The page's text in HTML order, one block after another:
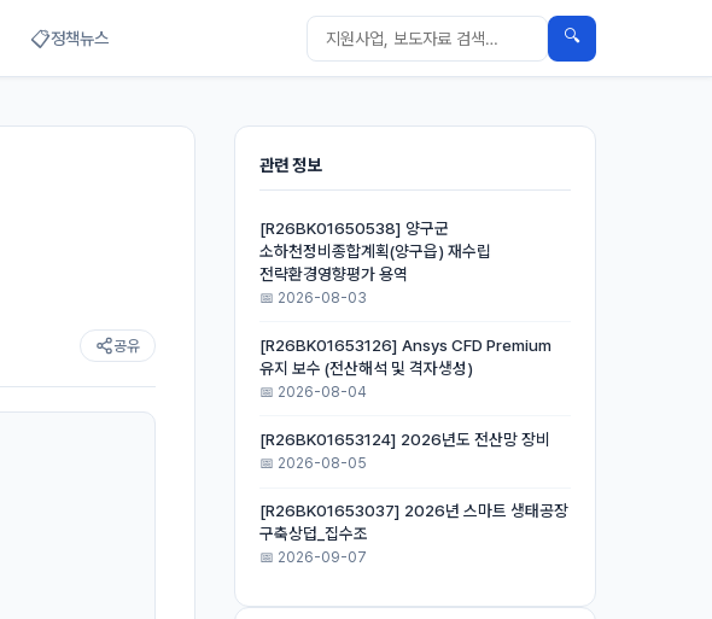
📋정책뉴스 🔍
공유
관련 정보
[R26BK01650538] 양구군
소하천정비종합계획(양구읍) 재수립
전략환경영향평가 용역
📅 2026-08-03
[R26BK01653126] Ansys CFD Premium
유지 보수 (전산해석 및 격자생성)
📅 2026-08-04
[R26BK01653124] 2026년도 전산망 장비
📅 2026-08-05
[R26BK01653037] 2026년 스마트 생태공장
구축상덥_집수조
📅 2026-09-07